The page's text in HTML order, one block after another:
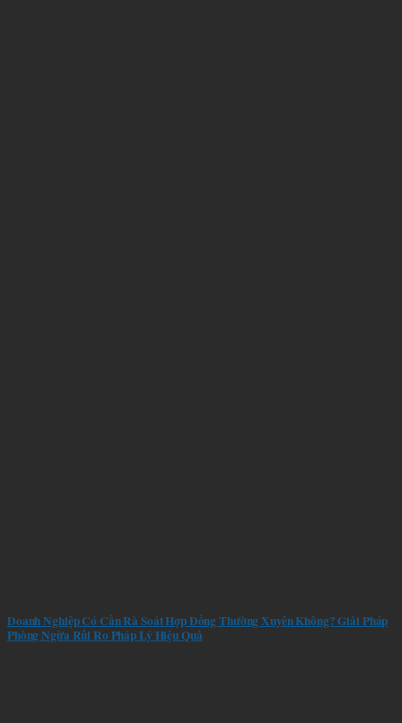
Doanh Nghiệp Có Cần Rà Soát Hợp Đồng Thường Xuyên Không? Giải Pháp
Phòng Ngừa Rủi Ro Pháp Lý Hiệu Quả